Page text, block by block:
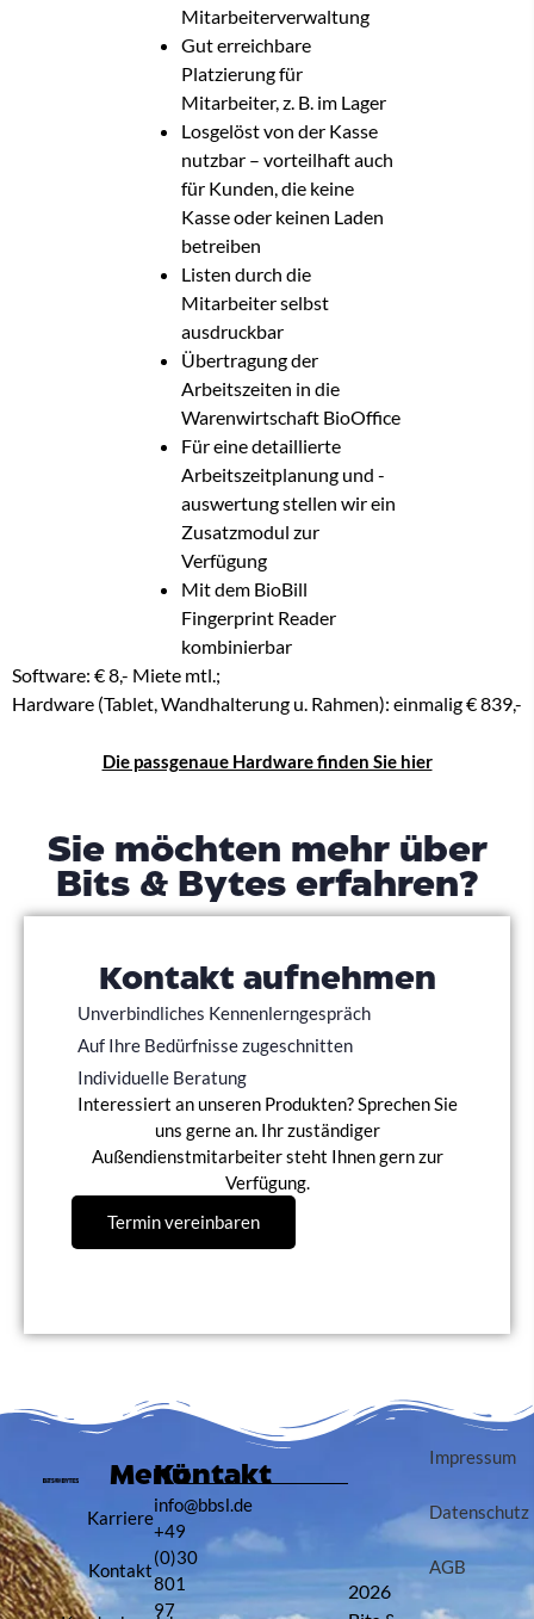
Mitarbeiterverwaltung
Gut erreichbare
Platzierung für
Mitarbeiter, z. B. im Lager
Losgelöst von der Kasse
nutzbar – vorteilhaft auch
für Kunden, die keine
Kasse oder keinen Laden
betreiben
Listen durch die
Mitarbeiter selbst
ausdruckbar
Übertragung der
Arbeitszeiten in die
Warenwirtschaft BioOffice
Für eine detaillierte
Arbeitszeitplanung und -
auswertung stellen wir ein
Zusatzmodul zur
Verfügung
Mit dem BioBill
Fingerprint Reader
kombinierbar
Software: € 8,- Miete mtl.;
Hardware (Tablet, Wandhalterung u. Rahmen): einmalig € 839,-
Die passgenaue Hardware finden Sie hier
Sie möchten mehr über
Bits & Bytes erfahren?
Kontakt aufnehmen
Unverbindliches Kennenlerngespräch
Auf Ihre Bedürfnisse zugeschnitten
Individuelle Beratung
Interessiert an unseren Produkten? Sprechen Sie
uns gerne an. Ihr zuständiger
Außendienstmitarbeiter steht Ihnen gern zur
Verfügung.
Termin vereinbaren
Menü
Karriere
Kontakt
Kontakt
info@bbsl.de
+49
(0)30
801
97
2026
Impressum
Datenschutz
AGB